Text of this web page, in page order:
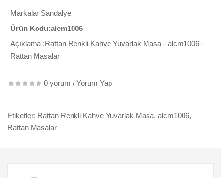
Markalar Sandalye
Ürün Kodu:alcm1006
Açıklama :Rattan Renkli Kahve Yuvarlak Masa - alcm1006 -
Rattan Masalar
0 yorum / Yorum Yap
Etiketler: Rattan Renkli Kahve Yuvarlak Masa, alcm1006,
Rattan Masalar